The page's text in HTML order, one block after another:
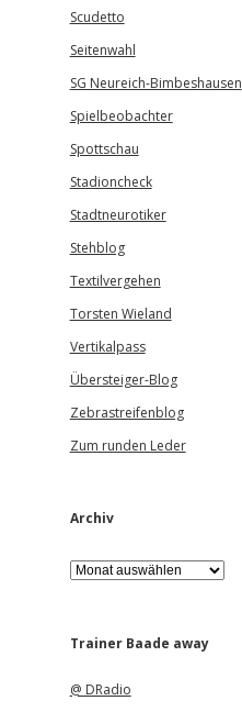
Scudetto
Seitenwahl
SG Neureich-Bimbeshausen
Spielbeobachter
Spottschau
Stadioncheck
Stadtneurotiker
Stehblog
Textilvergehen
Torsten Wieland
Vertikalpass
Übersteiger-Blog
Zebrastreifenblog
Zum runden Leder
Archiv
A
r
iTrainer Baade away
@ DRadio